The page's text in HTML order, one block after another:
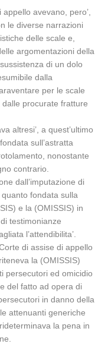
avevano, pero’,
le diverse narrazioni
delle scale e,
argomentazioni della
di un dolo
dalla
per le scale
dalle procurate fratture
altresi’, a quest’ultimo
sull’astratta
nonostante
contrario.
dall’imputazione di
fondata sulla
e la (OMISSIS) in
testimonianze
l’attendibilita’.
di assise di appello
la (OMISSIS)
persecutori ed omicidio
del fatto ad opera di
in danno della
attenuanti generiche
la pena in